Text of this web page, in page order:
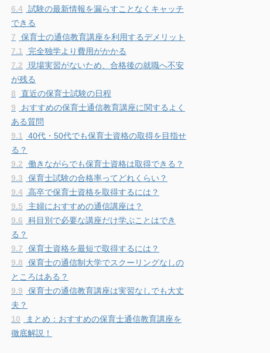
6.4 試験の最新情報を漏らすことなくキャッチ
できる
7
保育士の通信教育講座を利用するデメリット
7.1
完全独学より費用がかかる
7.2
現場実習がないため、合格後の就職へ不安
が残る
8
直近の保育士試験の日程
9
おすすめの保育士通信教育講座に関するよく
ある質問
9.1
40代・50代でも保育士資格の取得を目指せ
る？
9.2
働きながらでも保育士資格は取得できる？
9.3
保育士試験の合格率ってどれくらい？
9.4 高卒で保育士資格を取得するには？
9.5
主婦におすすめの通信講座は？
9.6
科目別で必要な講座だけ学ぶことはでき
る？
9.7
保育士資格を最短で取得するには？
9.8
保育士の通信制大学でスクーリングなしの
ところはある？
9.9
保育士の通信教育講座は実習なしでも大丈
夫？
10
まとめ：おすすめの保育士通信教育講座を
徹底解説！